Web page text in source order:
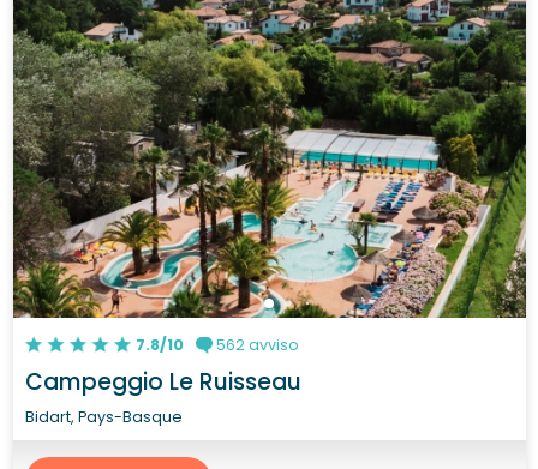
7.8/10 562 avviso
Campeggio Le Ruisseau
Bidart, Pays-Basque